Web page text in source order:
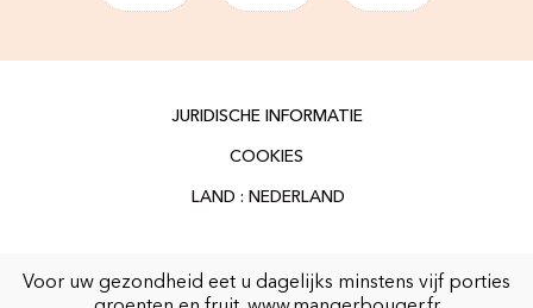
JURIDISCHE INFORMATIE
COOKIES
Voor uw gezondheid eet u dagelijks minstens vijf porties